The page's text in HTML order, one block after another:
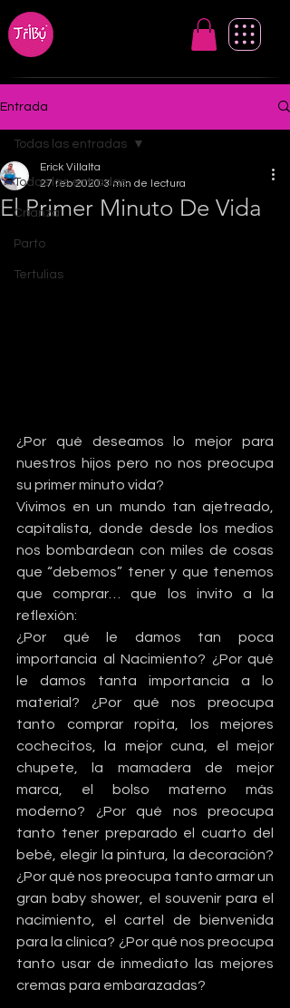
Entrada
Todas las entradas
Crianza
Parto
Tertulias
Todas las entradas
El Primer Minuto De Vida
Erick Villalta
27 feb 2020 3 min de lectura
¿Por qué deseamos lo mejor para
nuestros hijos pero no nos preocupa
su primer minuto vida?
Vivimos en un mundo tan ajetreado,
capitalista, donde desde los medios
nos bombardean con miles de cosas
que “debemos” tener y que tenemos
que comprar… que los invito a la
reflexión:
¿Por qué le damos tan poca
importancia al Nacimiento? ¿Por qué
le damos tanta importancia a lo
material? ¿Por qué nos preocupa
tanto comprar ropita, los mejores
cochecitos, la mejor cuna, el mejor
chupete, la mamadera de mejor
marca, el bolso materno más
moderno? ¿Por qué nos preocupa
tanto tener preparado el cuarto del
bebé, elegir la pintura, la decoración?
¿Por qué nos preocupa tanto armar un
gran baby shower, el souvenir para el
nacimiento, el cartel de bienvenida
para la clínica? ¿Por qué nos preocupa
tanto usar de inmediato las mejores
cremas para embarazadas?